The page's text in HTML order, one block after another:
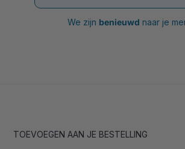
We zijn benieuwd naar je
TOEVOEGEN AAN JE BESTELLING